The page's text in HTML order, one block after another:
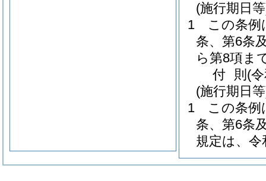
(施行期日
1
この条例
条、第6条
ら第8項ま
付 則 (
(施行期日
1
この条例
条、第6条
規定は、